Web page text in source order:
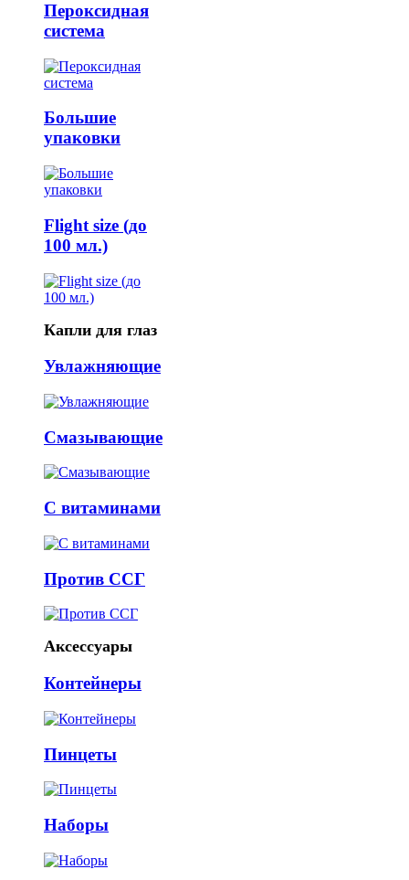
Пероксидная
система
Большие
упаковки
Flight size (до
100 мл.)
Капли для глаз
Увлажняющие
Смазывающие
С витаминами
Против ССГ
Аксессуары
Контейнеры
Пинцеты
Наборы